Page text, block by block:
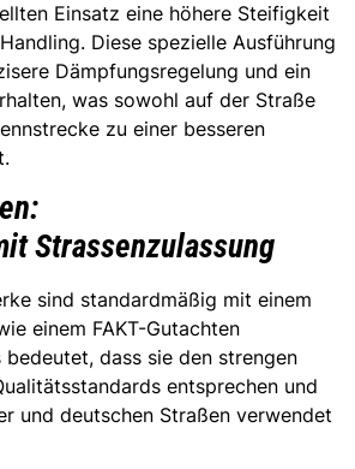
Einsatz eine höhere Steifigkeit
Diese spezielle Ausführung
Dämpfungsregelung und ein
was sowohl auf der Straße
zu einer besseren
Strassenzulassung
sind standardmäßig mit einem
einem FAKT-Gutachten
dass sie den strengen
entsprechen und
und deutschen Straßen verwendet